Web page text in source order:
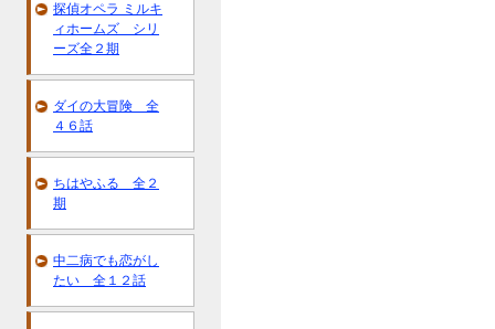
探偵オペラ ミルキ
ィホームズ シリ
ーズ全２期
ダイの大冒険 全
４６話
ちはやふる 全２
期
中二病でも恋がし
たい 全１２話